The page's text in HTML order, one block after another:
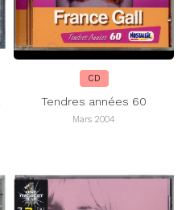
CD
Tendres années 60
Mars 2004